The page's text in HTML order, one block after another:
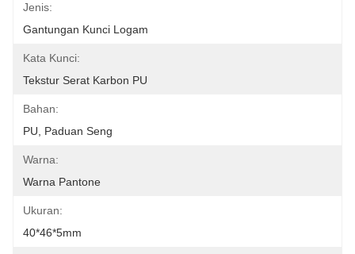
Jenis:
Gantungan Kunci Logam
Kata Kunci:
Tekstur Serat Karbon PU
Bahan:
PU, Paduan Seng
Warna:
Warna Pantone
Ukuran:
40*46*5mm